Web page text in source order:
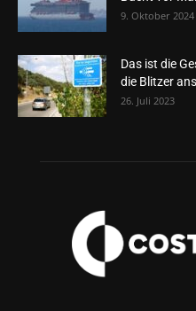
9. Oktober 2024
Das ist die
die Blitzer
26. Juli 2023